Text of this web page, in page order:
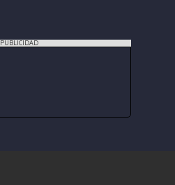
PUBLICIDAD